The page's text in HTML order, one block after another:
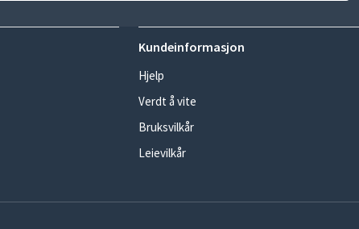
Kundeinformasjon
Hjelp
Verdt å vite
Bruksvilkår
Leievilkår